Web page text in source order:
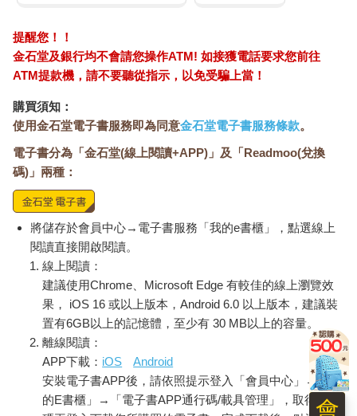
提醒您！！
金石堂及銀行均不會請您操作ATM! 如接獲電話要求您前往
ATM提款機，請不要聽從指示，以免受騙上當！
購買須知：
使用金石堂電子書服務即為同意金石堂電子書服務條款。
電子書分為「金石堂(線上閱讀+APP)」及「Readmoo(兌換
碼)」兩種：
將儲存於會員中心→電子書服務「我的e書櫃」，點選線上
閱讀直接開啟閱讀。
線上閱讀：
建議使用Chrome、Microsoft Edge 有較佳的線上瀏覽效
果， iOS 16 或以上版本，Android 6.0 以上版本，建議裝
置有6GB以上的記憶體，至少有 30 MB以上的容量。
離線閱讀：
APP下載： iOS
Android
安裝電子書APP後，請依照提示登入「會員中心」→「我
的E書櫃」→「電子書APP通行碼/載具管理」，取得通行
會